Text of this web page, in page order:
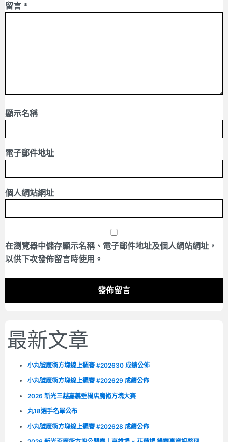
留言 *
顯示名稱
電子郵件地址
個人網站網址
在瀏覽器中儲存顯示名稱、電子郵件地址及個人網站網址，
以供下次發佈留言時使用。
最新文章
小丸號魔術方塊線上週賽 #202630 成績公佈
小丸號魔術方塊線上週賽 #202629 成績公佈
2026 新光三越嘉義垂楊店魔術方塊大賽
丸18選手名單公布
小丸號魔術方塊線上週賽 #202628 成績公佈